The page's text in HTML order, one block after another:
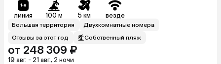
линия 100 м 5 км везде
Большая территория
Двухкомнатные номера
Отзывы за этот год
Собственный пляж
от 248 309 ₽
19 авг. - 21 авг., 2 ночи